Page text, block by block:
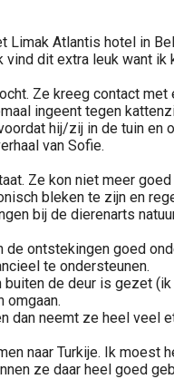
Atlantis hotel in
dit extra leuk want
Ze kreeg contact
ingeent tegen
hij/zij in de tuin en
van Sofie.
Ze kon niet meer
bleken te zijn en
bij de dierenarts
ontstekingen goed
te ondersteunen.
de deur is gezet
omgaan.
dan neemt ze heel
naar Turkije. Ik moest
ze daar heel goed